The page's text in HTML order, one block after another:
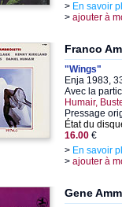
> En savoir
> ajouter à
Franco
"Wings"
Enja 1983,
Avec la
Humair,
Pressage
État du
16.00 €
> En savoir
> ajouter à
Gene